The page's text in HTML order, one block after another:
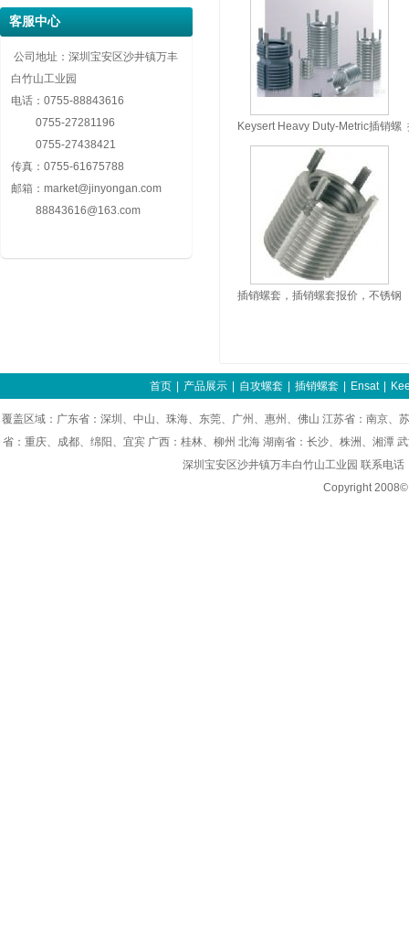
客服中心
公司地址：深圳宝安区沙井镇万丰
白竹山工业园
电话： 0755-88843616
0755-27281196
0755-27438421
传真： 0755-61675788
邮箱： market@jinyongan.com
88843616@163.com
Keysert Heavy Duty-Metric插销螺
套规格
插销螺套，插销螺套报价，不锈钢
首页 产品展示 自攻螺套 插销螺套 Ensat
覆盖区域：广东省：深圳、中山、珠海、东莞、广州、惠州、佛山 江苏省：南京
省：重庆、成都、绵阳、宜宾 广西：桂林、柳州 北海 湖南省：长沙、株洲、湘潭
深圳宝安区沙井镇万丰白竹山工业园 联系
Copyright